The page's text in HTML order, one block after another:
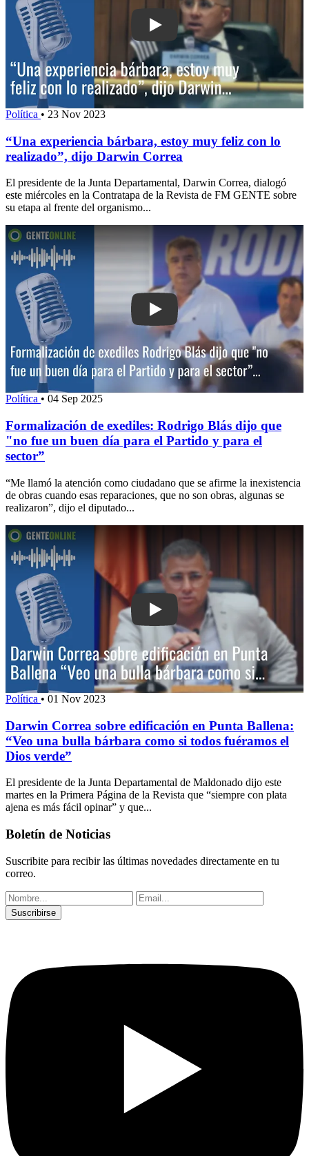
Play: “Una experiencia bárbara,
Política • 23 Nov 2023
“Una experiencia bárbara, estoy muy feliz con lo
realizado”, dijo Darwin Correa
El presidente de la Junta Departamental, Darwin Correa, dialogó
este miércoles en la Contratapa de la Revista de FM GENTE sobre
su etapa al frente del organismo...
Play: Formalización de exediles:
Política • 04 Sep 2025
Formalización de exediles: Rodrigo Blás dijo que
"no fue un buen día para el Partido y para el
sector”
“Me llamó la atención como ciudadano que se afirme la inexistencia
de obras cuando esas reparaciones, que no son obras, algunas se
realizaron”, dijo el diputado...
Play: Darwin Correa sobre edificación
Política • 01 Nov 2023
Darwin Correa sobre edificación en Punta Ballena:
“Veo una bulla bárbara como si todos fuéramos el
Dios verde”
El presidente de la Junta Departamental de Maldonado dijo este
martes en la Primera Página de la Revista que “siempre con plata
ajena es más fácil opinar” y que...
Boletín de Noticias
Suscribite para recibir las últimas novedades directamente en tu
correo.
Suscribirse